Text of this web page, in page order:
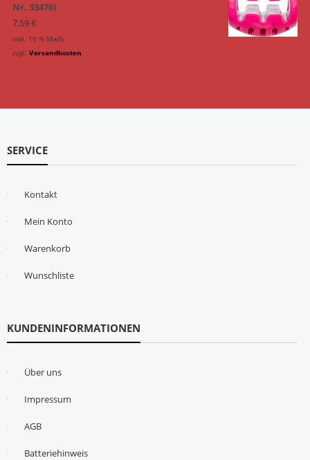
Nr. 33476)
7,59€
inkl. 19 % MwSt.
zzgl. Versandkosten
SERVICE
Kontakt
Mein Konto
Warenkorb
Wunschliste
KUNDENINFORMATIONEN
Über uns
Impressum
AGB
Batteriehinweis